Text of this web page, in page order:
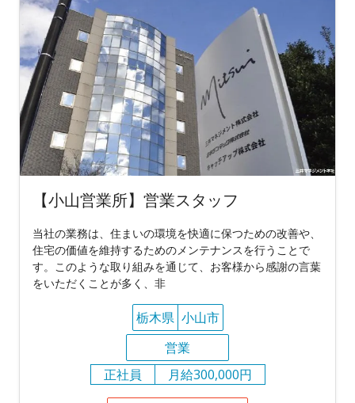
【小山営業所】営業スタッフ
当社の業務は、住まいの環境を快適に保つための改善や、
住宅の価値を維持するためのメンテナンスを行うことで
す。このような取り組みを通じて、お客様から感謝の言葉
をいただくことが多く、非
栃木県 小山市
営業
正社員
月給300,000円